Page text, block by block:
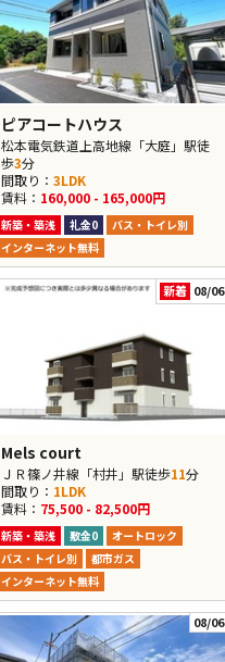
ピアコートハウス
松本電気鉄道上高地線「大庭」駅徒
歩3分
間取り： 3LDK
賃料： 160,000 - 165,000円
新築・築浅 礼金0
バス・トイレ別
インターネット無料
新着 08/06
Mels court
ＪＲ篠ノ井線「村井」駅徒歩11分
間取り： 1LDK
賃料： 75,500 - 82,500円
新築・築浅 敷金0
オートロック
バス・トイレ別
都市ガス
インターネット無料
08/06